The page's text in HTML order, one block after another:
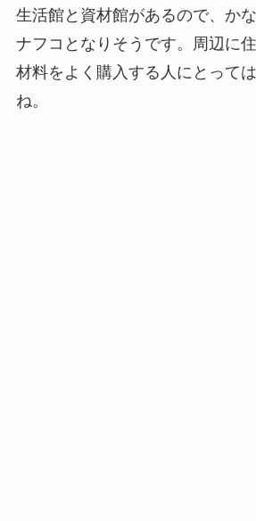
生活館と資材館があるので、か
ナフコとなりそうです。周辺に
材料をよく購入する人にとって
ね。